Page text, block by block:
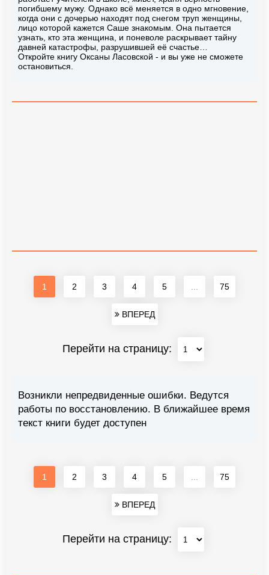
погибшему мужу. Однако всё меняется в одно мгновение,
когда они с дочерью находят под снегом труп женщины,
лицо которой кажется Саше знакомым. Она пытается
узнать, кто эта женщина, и поневоле раскрывает тайну
давней катастрофы, разрушившей её счастье…
Откройте книгу Оксаны Ласовской - и вы уже не сможете
остановиться.
1 2 3 4 5 ... 75
ВПЕРЕД
Перейти на страницу:
Возникли непредвиденные ошибки. Ведутся
работы по восстановлению. В ближайшее время
текст книги будет доступен
1 2 3 4 5 ... 75
ВПЕРЕД
Перейти на страницу: